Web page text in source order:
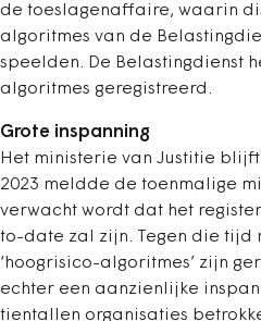
de toeslagenaffaire, waarin
algoritmes van de
speelden. De Belastingdienst
algoritmes geregistreerd.
Grote inspanning
Het ministerie van Justitie
2023 meldde de toenmalige
verwacht wordt dat het
to-date zal zijn. Tegen die tijd
‘hoogrisico-algoritmes’ zijn
echter een aanzienlijke
tientallen organisaties